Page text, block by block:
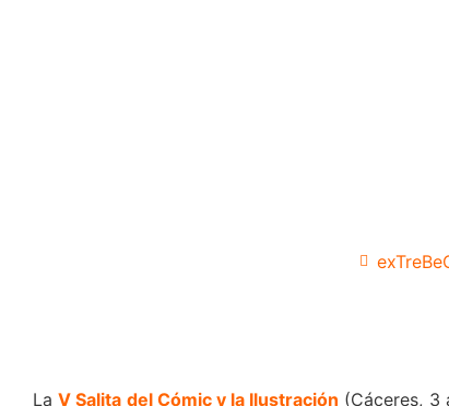
LaV Salita del Cómic y la Ilustración (Cáceres, 3